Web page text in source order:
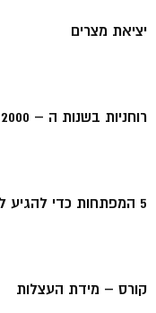
יציאת מצרים
רוחניות בשנות ה – 2000
5 המפתחות כדי להגיע לשלמות
קורס – מידת העצלות